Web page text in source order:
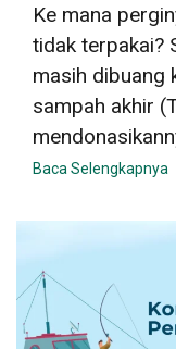
Ke mana
tidak terpakai?
masih dibuang
sampah akhir
Baca Selengkapnya